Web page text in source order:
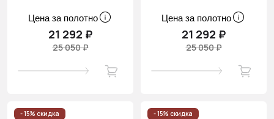
Цена за полотно
21 292 ₽
25 050 ₽
Цена за полотно
21 292 ₽
25 050 ₽
- 15% скидка - 15% скидка